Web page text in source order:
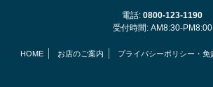
電話: 0800-123-1190
受付時間: AM8:30-PM8:00
HOME お店のご案内 プライバシーポリシー・免